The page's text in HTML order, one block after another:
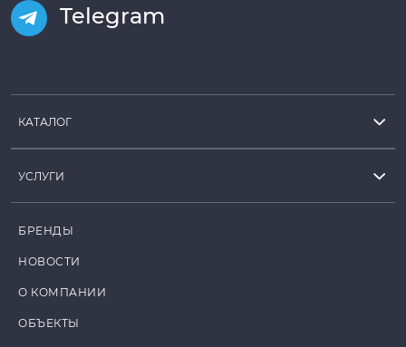
Telegram
КАТАЛОГ
УСЛУГИ
БРЕНДЫ
НОВОСТИ
О КОМПАНИИ
ОБЪЕКТЫ